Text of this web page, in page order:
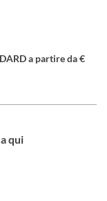
a partire da €
qui